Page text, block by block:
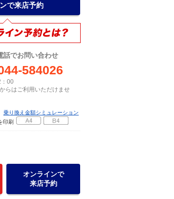
で来店予約
話でお問い合わせ
584026
00
らはご利用いただけませ
乗り換え金額シミュレーション
印刷
オンラインで
来店予約